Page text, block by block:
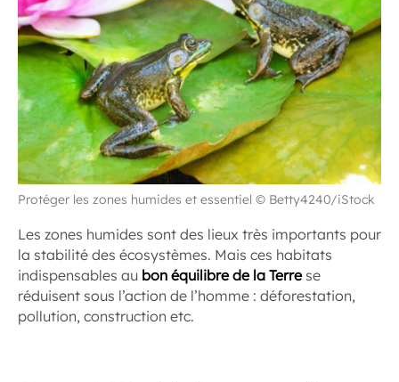
Protéger les zones humides et essentiel © Betty4240/iStock
Les zones humides sont des lieux très importants pour
la stabilité des écosystèmes. Mais ces habitats
indispensables au bon équilibre de la Terrese
réduisent sous l’action de l’homme : déforestation,
pollution, construction etc.